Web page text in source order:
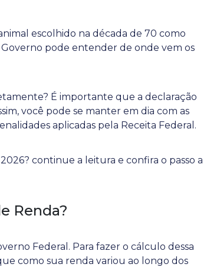
escolhido na década de 70 como
Governo pode entender de onde vem os
É importante que a declaração
você pode se manter em dia com as
aplicadas pela Receita Federal.
continue a leitura e confira o passo a
Renda?
Federal. Para fazer o cálculo dessa
como sua renda variou ao longo dos